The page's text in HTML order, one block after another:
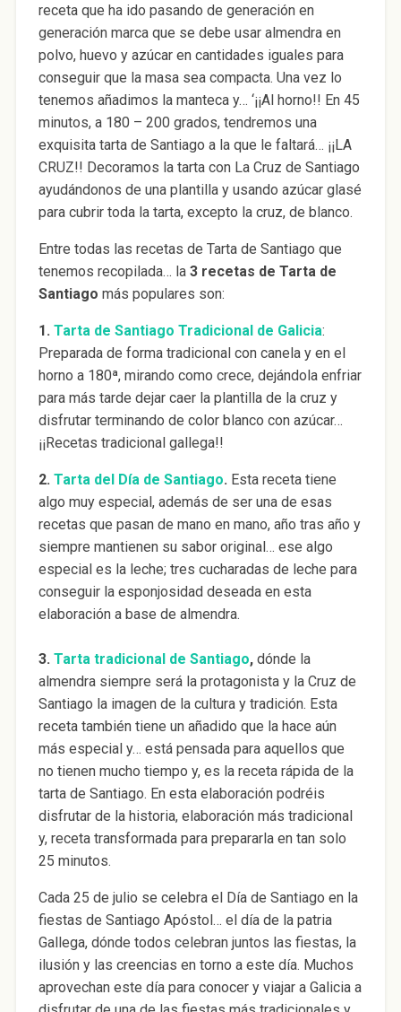
receta que ha ido pasando de generación en
generación marca que se debe usar almendra en
polvo, huevo y azúcar en cantidades iguales para
conseguir que la masa sea compacta. Una vez lo
tenemos añadimos la manteca y… ‘¡¡Al horno!! En 45
minutos, a 180 – 200 grados, tendremos una
exquisita tarta de Santiago a la que le faltará… ¡¡LA
CRUZ!! Decoramos la tarta con La Cruz de Santiago
ayudándonos de una plantilla y usando azúcar glasé
para cubrir toda la tarta, excepto la cruz, de blanco.
Entre todas las recetas de Tarta de Santiago que
tenemos recopilada… la 3 recetas de Tarta de
Santiago más populares son:
1. Tarta de Santiago Tradicional de Galicia:
Preparada de forma tradicional con canela y en el
horno a 180ª, mirando como crece, dejándola enfriar
para más tarde dejar caer la plantilla de la cruz y
disfrutar terminando de color blanco con azúcar…
¡¡Recetas tradicional gallega!!
2. Tarta del Día de Santiago. Esta receta tiene
algo muy especial, además de ser una de esas
recetas que pasan de mano en mano, año tras año y
siempre mantienen su sabor original… ese algo
especial es la leche; tres cucharadas de leche para
conseguir la esponjosidad deseada en esta
elaboración a base de almendra.
3. Tarta tradicional de Santiago,dónde la
almendra siempre será la protagonista y la Cruz de
Santiago la imagen de la cultura y tradición. Esta
receta también tiene un añadido que la hace aún
más especial y… está pensada para aquellos que
no tienen mucho tiempo y, es la receta rápida de la
tarta de Santiago. En esta elaboración podréis
disfrutar de la historia, elaboración más tradicional
y, receta transformada para prepararla en tan solo
25 minutos.
Cada 25 de julio se celebra el Día de Santiago en la
fiestas de Santiago Apóstol… el día de la patria
Gallega, dónde todos celebran juntos las fiestas, la
ilusión y las creencias en torno a este día. Muchos
aprovechan este día para conocer y viajar a Galicia a